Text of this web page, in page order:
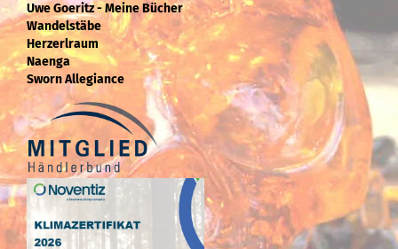
Uwe Goeritz - Meine Bücher
Wandelstäbe
Herzerlraum
Naenga
Sworn Allegiance